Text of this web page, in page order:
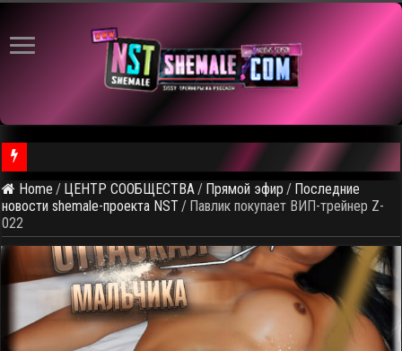
⚠ Голосование по выбору темы следующего общедоступного
Home / ЦЕНТР СООБЩЕСТВА / Прямой эфир / Последние
новости shemale-проекта NST / Павлик покупает ВИП-трейнер Z-
022